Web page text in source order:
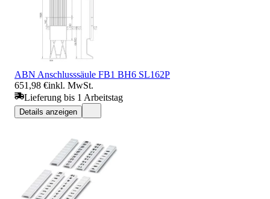
ABN Anschlusssäule FB1 BH6 SL162P
651,98 €inkl. MwSt.
Lieferung bis 1 Arbeitstag
Details anzeigen